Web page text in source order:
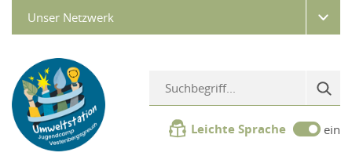
Unser Netzwerk
Leichte Sprache ein